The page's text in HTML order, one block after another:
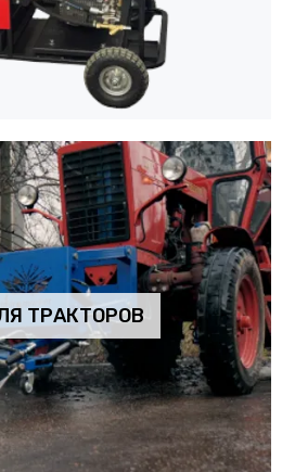
ТРАКТОРОВ